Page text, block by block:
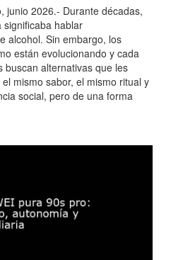
junio 2026.- Durante décadas,
significaba hablar
alcohol. Sin embargo, los
están evolucionando y cada
buscan alternativas que les
mismo sabor, el mismo ritual y
social, pero de una forma